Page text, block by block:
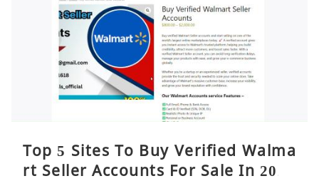
Top 5 Sites To Buy Verified Walma
rt Seller Accounts For Sale In 2026